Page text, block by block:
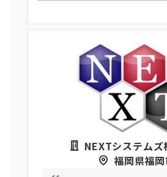
NEXTシステムズ
福岡県福